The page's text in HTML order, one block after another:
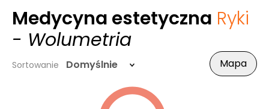
Medycyna estetyczna Ryki
- Wolumetria
Sortowanie Domyślnie Mapa